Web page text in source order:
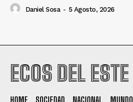
Daniel Sosa - 5 Agosto, 2026
ECOS DEL ESTE
HOME SOCIEDAD NACIONAL MUNDO